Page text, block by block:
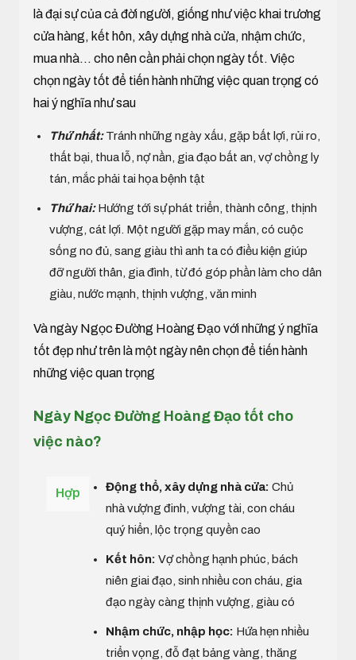
là đại sự của cả đời người, giống như việc khai trương
cửa hàng, kết hôn, xây dựng nhà cửa, nhậm chức,
mua nhà... cho nên cần phải chọn ngày tốt. Việc
chọn ngày tốt để tiến hành những việc quan trọng có
hai ý nghĩa như sau
Thứ nhất:Tránh những ngày xấu, gặp bất lợi, rủi ro,
thất bại, thua lỗ, nợ nần, gia đạo bất an, vợ chồng ly
tán, mắc phải tai họa bệnh tật
Thứ hai:Hướng tới sự phát triển, thành công, thịnh
vượng, cát lợi. Một người gặp may mắn, có cuộc
sống no đủ, sang giàu thì anh ta có điều kiện giúp
đỡ người thân, gia đình, từ đó góp phần làm cho dân
giàu, nước mạnh, thịnh vượng, văn minh
Và ngày Ngọc Đường Hoàng Đạo với những ý nghĩa
tốt đẹp như trên là một ngày nên chọn để tiến hành
những việc quan trọng
Ngày Ngọc Đường Hoàng Đạo tốt cho
việc nào?
Hợp Động thổ, xây dựng nhà cửa: Chủ
nhà vượng đinh, vượng tài, con cháu
quý hiển, lộc trọng quyền cao
Kết hôn: Vợ chồng hạnh phúc, bách
niên giai đạo, sinh nhiều con cháu, gia
đạo ngày càng thịnh vượng, giàu có
Nhậm chức, nhập học: Hứa hẹn nhiều
triển vọng, đỗ đạt bảng vàng, thăng